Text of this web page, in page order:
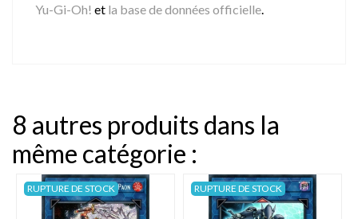
Yu-Gi-Oh! et la base de données officielle.
8 autres produits dans la
même catégorie :
RUPTURE DE STOCK RUPTURE DE STOCK